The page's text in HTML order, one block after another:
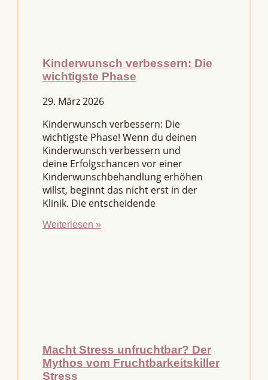
Kinderwunsch verbessern: Die
wichtigste Phase
29. März 2026
Kinderwunsch verbessern: Die
wichtigste Phase! Wenn du deinen
Kinderwunsch verbessern und
deine Erfolgschancen vor einer
Kinderwunschbehandlung erhöhen
willst, beginnt das nicht erst in der
Klinik. Die entscheidende
Weiterlesen »
Macht Stress unfruchtbar? Der
Mythos vom Fruchtbarkeitskiller
Stress